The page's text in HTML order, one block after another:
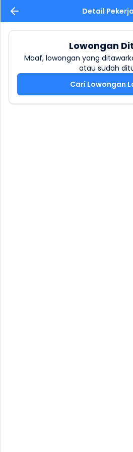
Detail
Lowongan
Maaf, lowongan yang
atau sudah
Cari Lowongan